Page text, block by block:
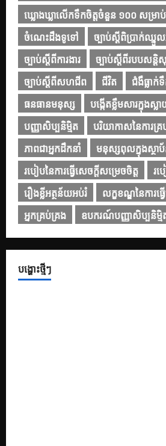
ឃ្លោងឃ្លាលើកទឹកចិត្តចំនួន ១០០ សម្រ
ចំណេះដឹងទូទៅ
ច្បាប់ស្ដីពិប្រាក់ឈ្នួ
ច្បាប់ស្ដីពីការងារ
ច្បាប់ស្ដីពីរបបសន្
ច្បាប់ស្ដីពីសហជីព
ជីវិត
ជំងឺធ្លាក់
ធនធានមនុស្ស
បង្កើតខ្លឹមសារក្នុងស្
បញ្ញាសិប្បនិម្មិត
បរិយាកាសនៃការគ្
ភាពជាអ្នកដឹកនាំ
មនុស្សពុលក្នុងស្ថា
របៀបនៃការធ្វើសេចក្តីសម្រេចចិត្ត
រប
រឿងខ្លីអត្ថន័យអប់រំ
លក្ខខណ្ឌនៃការធ្
អ្នកគ្រប់គ្រង
ឧបករណ៍បញ្ញាសិប្បនិម្មិ
បង្ហោះថ្មីៗ